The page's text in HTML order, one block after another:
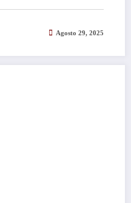
Agosto 29, 2025